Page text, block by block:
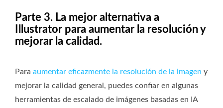
Parte 3. La mejor alternativa a
Illustrator para aumentar la resolución y
mejorar la calidad.
Para aumentar eficazmente la resolución de la imagen y
mejorar la calidad general, puedes confiar en algunas
herramientas de escalado de imágenes basadas en IA